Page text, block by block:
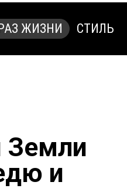
ЖИЗНИ СТИЛЬ
Земли
и